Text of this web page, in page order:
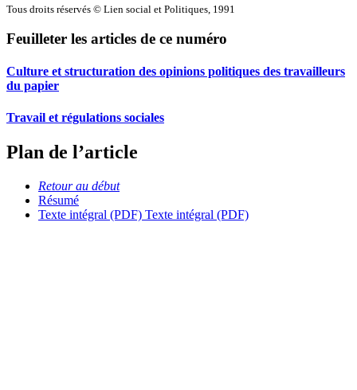
Tous droits réservés © Lien social et Politiques, 1991
Feuilleter les articles de ce numéro
Culture et structuration des opinions politiques des travailleurs
du papier
Travail et régulations sociales
Plan de l’article
Retour au début
Résumé
Texte intégral (PDF) Texte intégral (PDF)